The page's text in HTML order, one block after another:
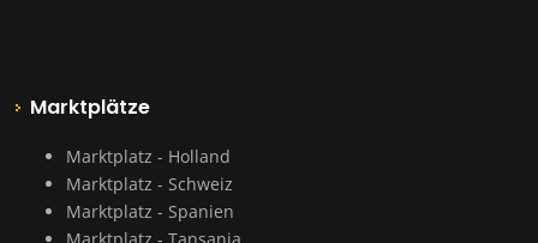
Marktplätze
Marktplatz - Holland
Marktplatz - Schweiz
Marktplatz - Spanien